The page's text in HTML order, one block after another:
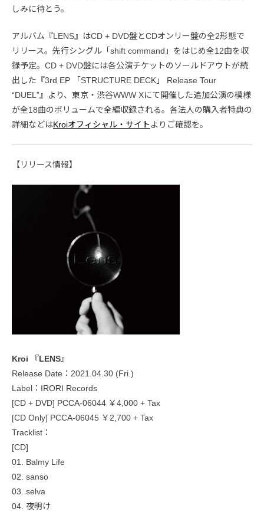
しみに待とう。
アルバム『LENS』はCD + DVD盤とCDオンリー盤の全2形態で
リリース。先行シングル「shift command」をはじめ全12曲を収
録予定。CD + DVD盤には各公演チケットのソールドアウトが続
出した『3rd EP 「STRUCTURE DECK」 Release Tour
“DUEL”』より、東京・渋谷WWW Xにて開催した追加公演の模様
が全18曲のボリュームで全編収録される。各法人の購入者特典の
詳細などはKroiオフィシャル・サイト よりご確認を。
【リリース情報】
Kroi 『LENS』
Release Date：2021.04.30 (Fri.)
Label：IRORI Records
[CD + DVD] PCCA-06044 ￥4,000 + Tax
[CD Only] PCCA-06045 ￥2,700 + Tax
Tracklist：
[CD]
01. Balmy Life
02. sanso
03. selva
04. 夜明け